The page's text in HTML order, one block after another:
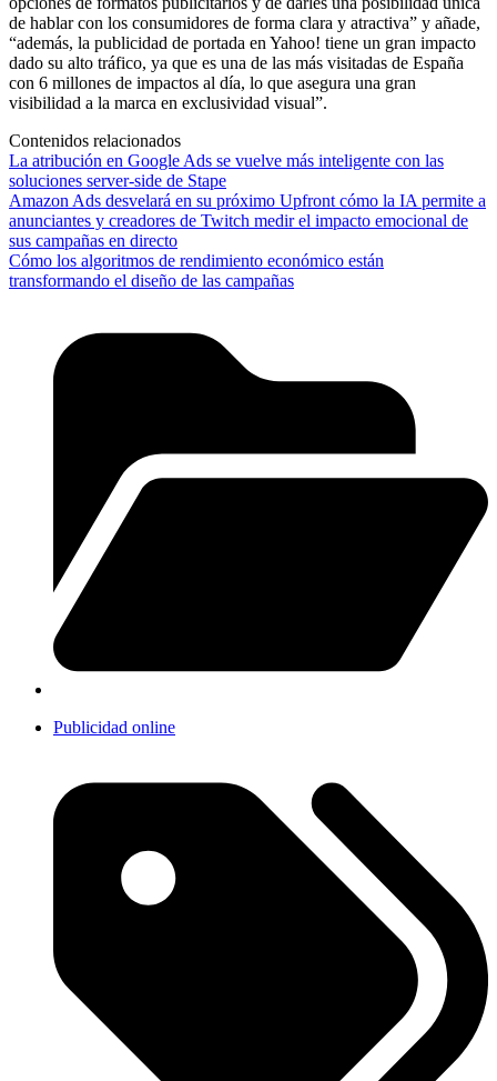
de hablar con los consumidores de forma clara y atractiva” y añade,
“además, la publicidad de portada en Yahoo! tiene un gran impacto
dado su alto tráfico, ya que es una de las más visitadas de España
con 6 millones de impactos al día, lo que asegura una gran
visibilidad a la marca en exclusividad visual”.
Contenidos relacionados
La atribución en Google Ads se vuelve más inteligente con las
soluciones server-side de Stape
Amazon Ads desvelará en su próximo Upfront cómo la IA permite a
anunciantes y creadores de Twitch medir el impacto emocional de
sus campañas en directo
Cómo los algoritmos de rendimiento económico están
transformando el diseño de las campañas
Publicidad online